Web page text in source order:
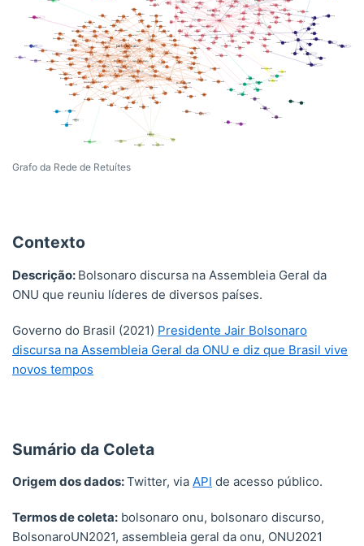
Grafo da Rede de Retuítes
Contexto
Descrição: Bolsonaro discursa na Assembleia Geral da
ONU que reuniu líderes de diversos países.
Governo do Brasil (2021) Presidente Jair Bolsonaro
discursa na Assembleia Geral da ONU e diz que Brasil vive
novos tempos
Sumário da Coleta
Origem dos dados:Twitter, via API de acesso público.
Termos de coleta: bolsonaro onu, bolsonaro discurso,
BolsonaroUN2021, assembleia geral da onu, ONU2021